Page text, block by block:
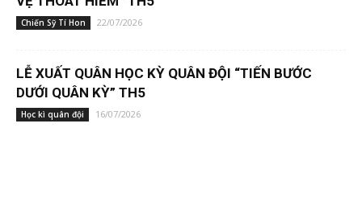
Chiến Sỹ Tí Hon 22/07/2026
LỄ XUẤT QUÂN HỌC KỲ QUÂN ĐỘI “TIẾN BƯỚC
DƯỚI QUÂN KỲ” TH5
Học kì quân đội 16/07/2026